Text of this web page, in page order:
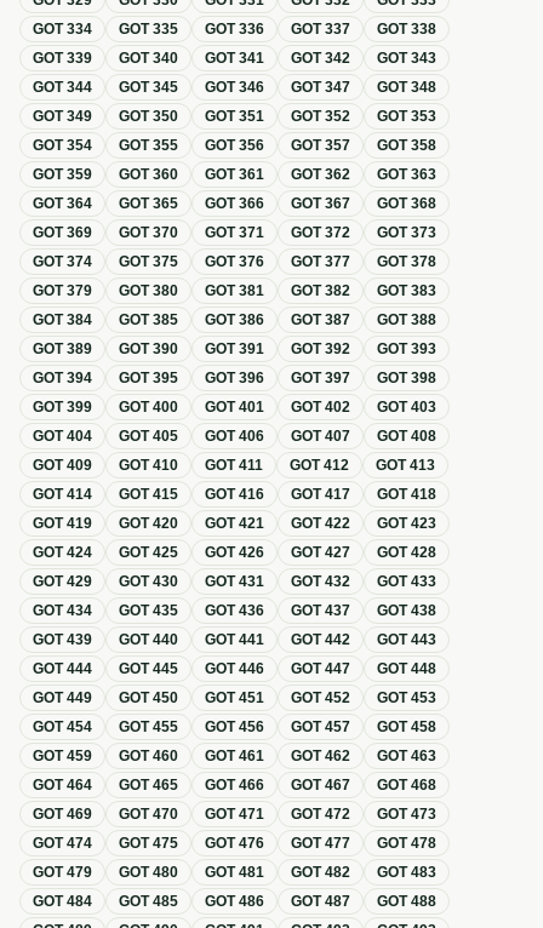
GOT334 GOT335 GOT336 GOT337 GOT338
GOT339 GOT340 GOT341 GOT342 GOT343
GOT344 GOT345 GOT346 GOT347 GOT348
GOT349 GOT350 GOT351 GOT352 GOT353
GOT354 GOT355 GOT356 GOT357 GOT358
GOT359 GOT360 GOT361 GOT362 GOT363
GOT364 GOT365 GOT366 GOT367 GOT368
GOT369 GOT370 GOT371 GOT372 GOT373
GOT374 GOT375 GOT376 GOT377 GOT378
GOT379 GOT380 GOT381 GOT382 GOT383
GOT384 GOT385 GOT386 GOT387 GOT388
GOT389 GOT390 GOT391 GOT392 GOT393
GOT394 GOT395 GOT396 GOT397 GOT398
GOT399 GOT400 GOT401 GOT402 GOT403
GOT404 GOT405 GOT406 GOT407 GOT408
GOT409 GOT410 GOT411 GOT412 GOT413
GOT414 GOT415 GOT416 GOT417 GOT418
GOT419 GOT420 GOT421 GOT422 GOT423
GOT424 GOT425 GOT426 GOT427 GOT428
GOT429 GOT430 GOT431 GOT432 GOT433
GOT434 GOT435 GOT436 GOT437 GOT438
GOT439 GOT440 GOT441 GOT442 GOT443
GOT444 GOT445 GOT446 GOT447 GOT448
GOT449 GOT450 GOT451 GOT452 GOT453
GOT454 GOT455 GOT456 GOT457 GOT458
GOT459 GOT460 GOT461 GOT462 GOT463
GOT464 GOT465 GOT466 GOT467 GOT468
GOT469 GOT470 GOT471 GOT472 GOT473
GOT474 GOT475 GOT476 GOT477 GOT478
GOT479 GOT480 GOT481 GOT482 GOT483
GOT484 GOT485 GOT486 GOT487 GOT488